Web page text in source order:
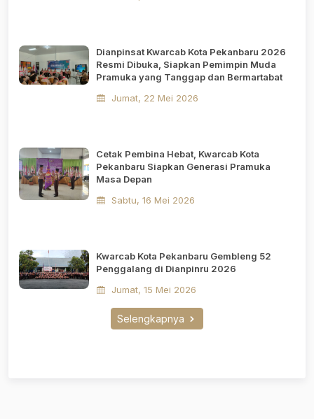
Dianpinsat Kwarcab Kota Pekanbaru 2026
Resmi Dibuka, Siapkan Pemimpin Muda
Pramuka yang Tanggap dan Bermartabat
Jumat, 22 Mei 2026
Cetak Pembina Hebat, Kwarcab Kota
Pekanbaru Siapkan Generasi Pramuka
Masa Depan
Sabtu, 16 Mei 2026
Kwarcab Kota Pekanbaru Gembleng 52
Penggalang di Dianpinru 2026
Jumat, 15 Mei 2026
Selengkapnya